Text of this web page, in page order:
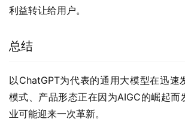
利益转让给用户。
总结
以ChatGPT为代表的通用大模型在迅速
模式、产品形态正在因为AIGC的崛起而
业可能迎来一次革新。